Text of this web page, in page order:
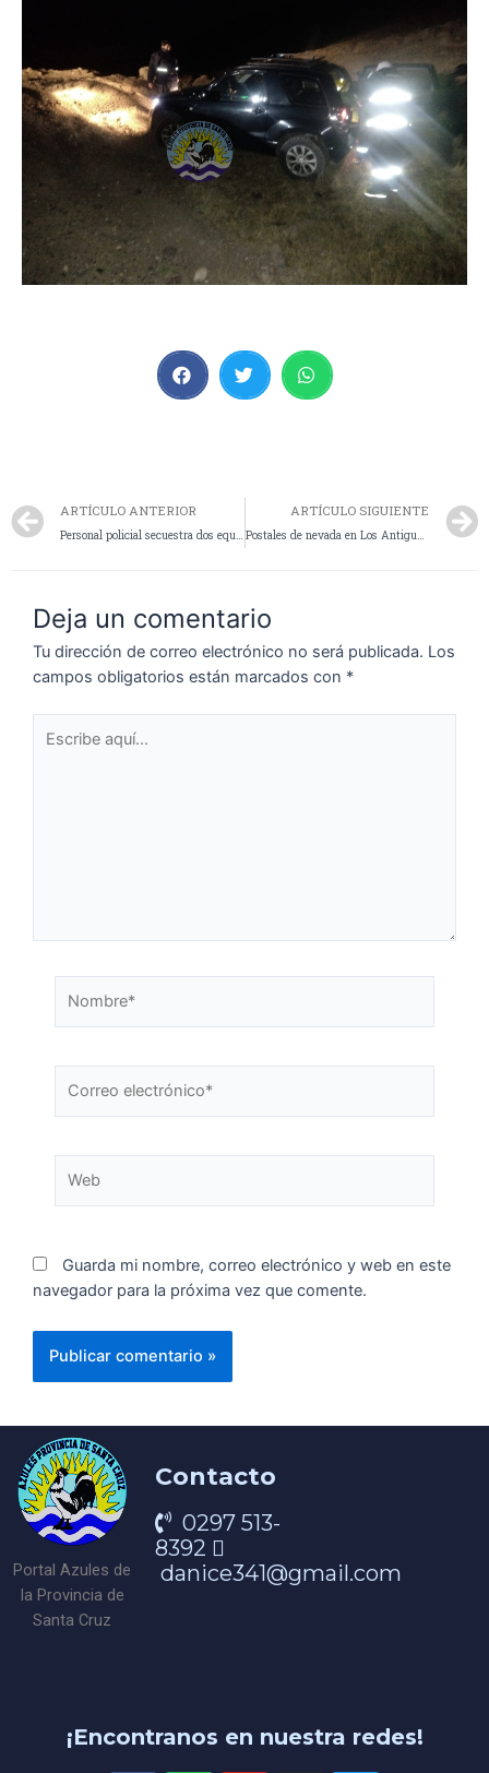
ARTÍCULO ANTERIOR
Personal policial secuestra dos equinos en Sub Comisaría Tres Lagos
ARTÍCULO SIGUIENTE
Postales de nevada en Los Antiguos y Tres Lagos de Santa Cruz
Deja un comentario
Tu dirección de correo electrónico no será publicada. Los
campos obligatorios están marcados con *
Guarda mi nombre, correo electrónico y web en este
navegador para la próxima vez que comente.
Portal Azules de
la Provincia de
Santa Cruz
Contacto
0297 513-
8392
danice341@gmail.com
¡Encontranos en nuestra redes!